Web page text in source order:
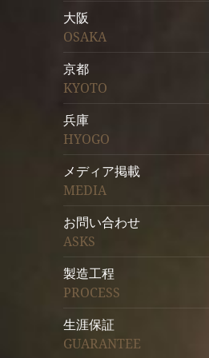
大阪
OSAKA
京都
KYOTO
兵庫
HYOGO
メディア掲載
MEDIA
お問い合わせ
ASKS
製造工程
PROCESS
生涯保証
GUARANTEE